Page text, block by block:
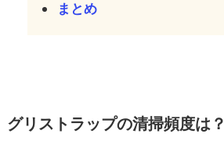
まとめ
グリストラップの清掃頻度は？